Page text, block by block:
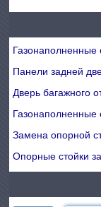
Панели задней
Дверь багажного
Газонаполненные
Замена опорной
Опорные стойки